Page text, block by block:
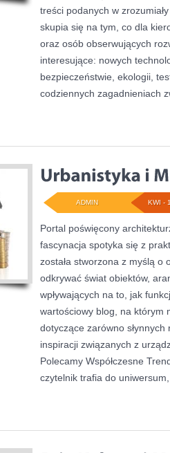
treści podanych w
skupia się na tym, co dla
oraz osób obserwujących
interesujące: nowych
bezpieczeństwie, ekologii,
codziennych zagadnieniach
KWI -
ADMIN
Portal poświęcony
fascynacja spotyka się z
została stworzona z myślą o
odkrywać świat obiektów,
wpływających na to, jak
wartościowy blog, na którym
dotyczące zarówno
inspiracji związanych z
Polecamy Współczesne
czytelnik trafia do